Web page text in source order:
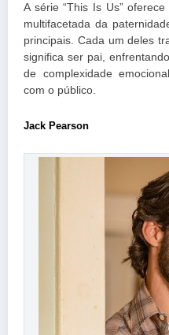
A série “This Is Us”
multifacetada da
principais. Cada um deles
significa ser pai,
de complexidade
com o público.
Jack Pearson